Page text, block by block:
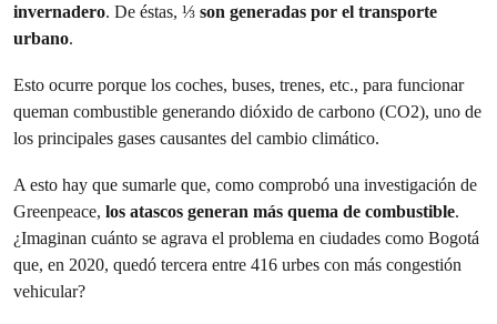
invernadero. De éstas, ⅓ son generadas por el transporte
urbano.
Esto ocurre porque los coches, buses, trenes, etc., para funcionar
queman combustible generando dióxido de carbono (CO2), uno de
los principales gases causantes del cambio climático.
A esto hay que sumarle que, como comprobó una investigación de
Greenpeace, los atascos generan más quema de combustible.
¿Imaginan cuánto se agrava el problema en ciudades como Bogotá
que, en 2020, quedó tercera entre 416 urbes con más congestión
vehicular?